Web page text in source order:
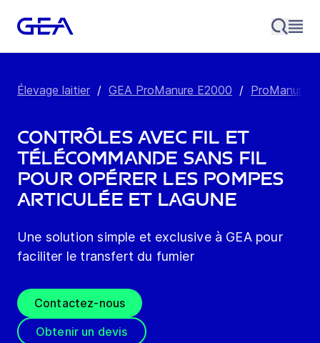
Élevage laitier / GEA ProManure E2000 / ProManure
Contrôles avec fil et
télécommande sans fil
pour opérer les pompes
articulée et lagune
Une solution simple et exclusive à GEA pour
faciliter le transfert du fumier
Contactez-nous
Obtenir un devis